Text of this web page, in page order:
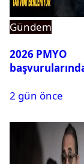
Gündem
2026 PMYO
2 gün önce